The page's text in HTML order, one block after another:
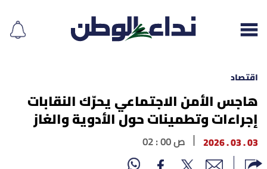
إقرأ الجريدة
لبنان
اقتصاد
هاجس الأمن الاجتماعي يحرّك النقابات
إجراءات وتطمينات حول الأدوية والغاز
03 . 03 . 2026 02 : 00 ص